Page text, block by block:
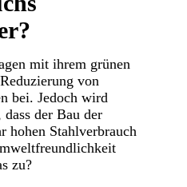
mit ihrem grünen
von
bei. Jedoch wird
der Bau der
hohen Stahlverbrauch
zu?